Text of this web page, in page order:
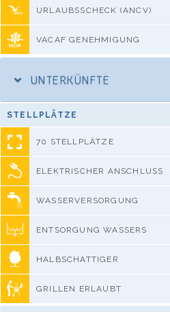
URLAUBSSCHECK (ANCV)
VACAF GENEHMIGUNG
UNTERKÜNFTE
STELLPLÄTZE
70 STELLPLÄTZE
ELEKTRISCHER ANSCHLUSS
WASSERVERSORGUNG
ENTSORGUNG WASSERS
HALBSCHATTIGER
GRILLEN ERLAUBT